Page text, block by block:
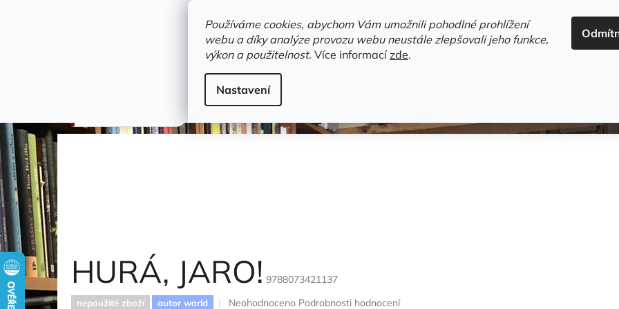
Používáme cookies, abychom Vám umožnili pohodlné prohlížení
webu a díky analýze provozu webu neustále zlepšovali jeho funkce,
výkon a použitelnost. Více informacízde.
Nastavení
HLEDAT
Novinky Trvalky a bestsellery
HURÁ, JARO! 9788073421137
nepoužité zboží autor world
Průměrné
Neohodnoceno Podrobnosti hodnocení